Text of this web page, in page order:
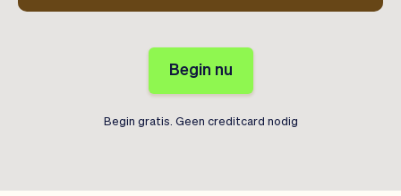
Begin nu
Begin gratis. Geen creditcard nodig